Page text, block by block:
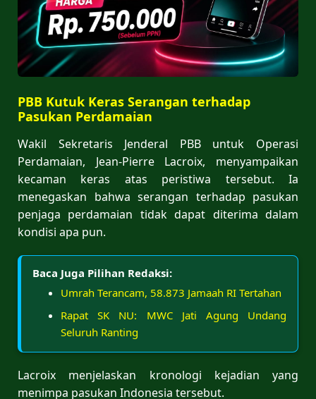
PBB Kutuk Keras Serangan terhadap
Pasukan Perdamaian
Wakil Sekretaris Jenderal PBB untuk Operasi
Perdamaian, Jean-Pierre Lacroix, menyampaikan
kecaman keras atas peristiwa tersebut. Ia
menegaskan bahwa serangan terhadap pasukan
penjaga perdamaian tidak dapat diterima dalam
kondisi apa pun.
Baca Juga Pilihan Redaksi:
Umrah Terancam, 58.873 Jamaah RI Tertahan
Rapat SK NU: MWC Jati Agung Undang
Seluruh Ranting
Lacroix menjelaskan kronologi kejadian yang
menimpa pasukan Indonesia tersebut.